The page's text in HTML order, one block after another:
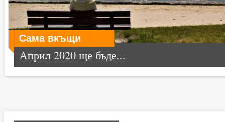
Сама вкъщи
Април 2020 ще бъде...